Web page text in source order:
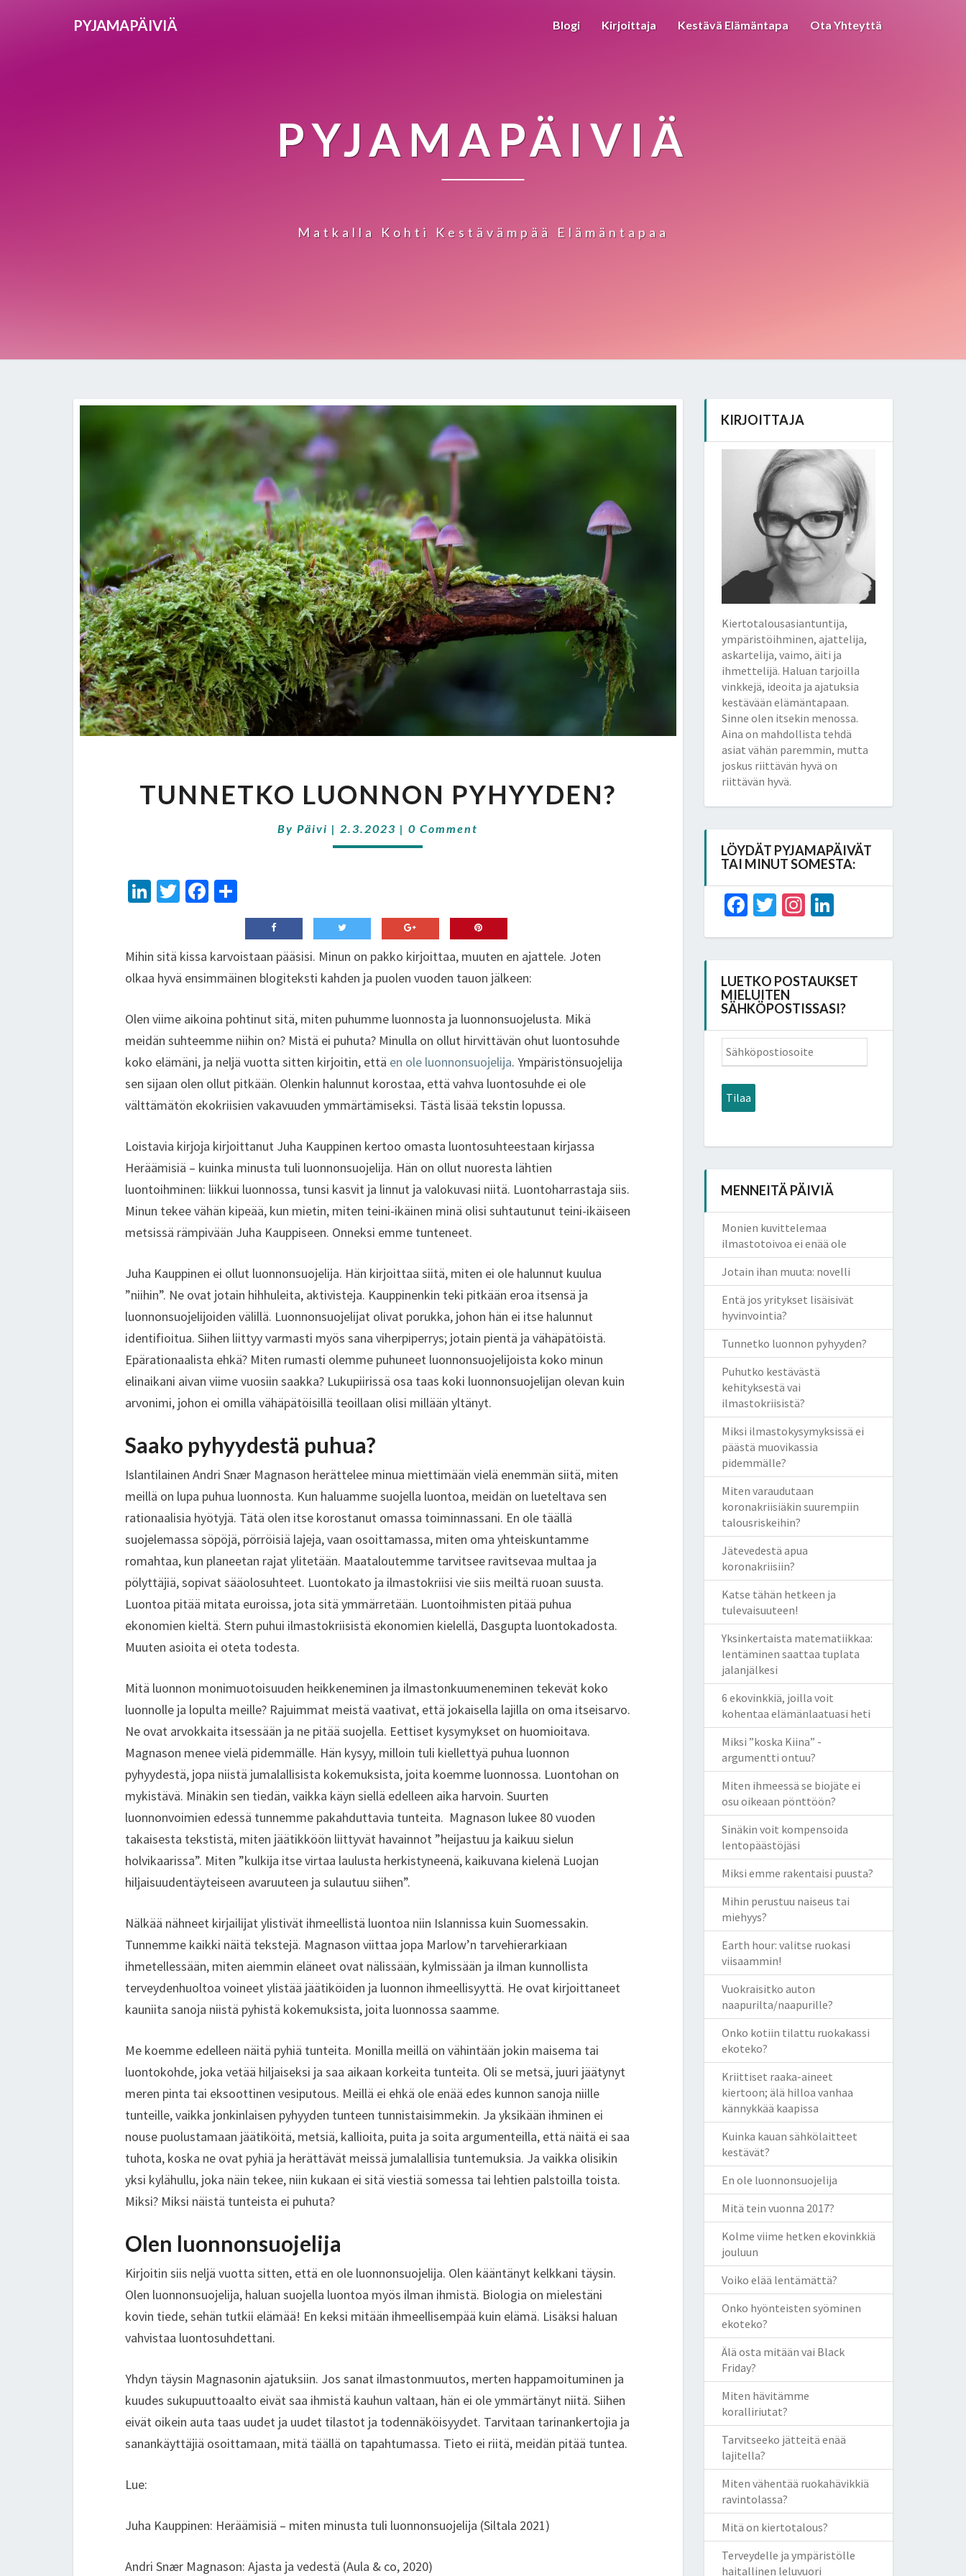
PYJAMAPÄIVIÄ Blogi Kirjoittaja Kestävä Elämäntapa Ota Yhteyttä
PYJAMAPÄIVIÄ
Matkalla Kohti Kestävämpää Elämäntapaa
LUONNON
TUNNETKO LUONNON PYHYYDEN?
ByPäivi |2.3.2023 |Comments
0 Comment
Li
dI
n
T
er
Fa
o
o
k
h
ar
e
Mihin sitä kissa karvoistaan pääsisi. Minun on pakko kirjoittaa, muuten en ajattele. Joten
olkaa hyvä ensimmäinen blogiteksti kahden ja puolen vuoden tauon jälkeen:
Olen viime aikoina pohtinut sitä, miten puhumme luonnosta ja luonnonsuojelusta. Mikä
meidän suhteemme niihin on? Mistä ei puhuta? Minulla on ollut hirvittävän ohut luontosuhde
koko elämäni, ja neljä vuotta sitten kirjoitin, että en ole luonnonsuojelija. Ympäristönsuojelija
sen sijaan olen ollut pitkään. Olenkin halunnut korostaa, että vahva luontosuhde ei ole
välttämätön ekokriisien vakavuuden ymmärtämiseksi. Tästä lisää tekstin lopussa.
Loistavia kirjoja kirjoittanut Juha Kauppinen kertoo omasta luontosuhteestaan kirjassa
Heräämisiä – kuinka minusta tuli luonnonsuojelija. Hän on ollut nuoresta lähtien
luontoihminen: liikkui luonnossa, tunsi kasvit ja linnut ja valokuvasi niitä. Luontoharrastaja siis.
Minun tekee vähän kipeää, kun mietin, miten teini-ikäinen minä olisi suhtautunut teini-ikäiseen
metsissä rämpivään Juha Kauppiseen. Onneksi emme tunteneet.
Juha Kauppinen ei ollut luonnonsuojelija. Hän kirjoittaa siitä, miten ei ole halunnut kuulua
”niihin”. Ne ovat jotain hihhuleita, aktivisteja. Kauppinenkin teki pitkään eroa itsensä ja
luonnonsuojelijoiden välillä. Luonnonsuojelijat olivat porukka, johon hän ei itse halunnut
identifioitua. Siihen liittyy varmasti myös sana viherpiperrys; jotain pientä ja vähäpätöistä.
Epärationaalista ehkä? Miten rumasti olemme puhuneet luonnonsuojelijoista koko minun
elinaikani aivan viime vuosiin saakka? Lukupiirissä osa taas koki luonnonsuojelijan olevan kuin
arvonimi, johon ei omilla vähäpätöisillä teoillaan olisi millään yltänyt.
Saako pyhyydestä puhua?
Islantilainen Andri Snær Magnason herättelee minua miettimään vielä enemmän siitä, miten
meillä on lupa puhua luonnosta. Kun haluamme suojella luontoa, meidän on lueteltava sen
rationaalisia hyötyjä. Tätä olen itse korostanut omassa toiminnassani. En ole täällä
suojelemassa söpöjä, pörröisiä lajeja, vaan osoittamassa, miten oma yhteiskuntamme
romahtaa, kun planeetan rajat ylitetään. Maataloutemme tarvitsee ravitsevaa multaa ja
pölyttäjiä, sopivat sääolosuhteet. Luontokato ja ilmastokriisi vie siis meiltä ruoan suusta.
Luontoa pitää mitata euroissa, jota sitä ymmärretään. Luontoihmisten pitää puhua
ekonomien kieltä. Stern puhui ilmastokriisistä ekonomien kielellä, Dasgupta luontokadosta.
Muuten asioita ei oteta todesta.
Mitä luonnon monimuotoisuuden heikkeneminen ja ilmastonkuumeneminen tekevät koko
luonnolle ja lopulta meille? Rajuimmat meistä vaativat, että jokaisella lajilla on oma itseisarvo.
Ne ovat arvokkaita itsessään ja ne pitää suojella. Eettiset kysymykset on huomioitava.
Magnason menee vielä pidemmälle. Hän kysyy, milloin tuli kiellettyä puhua luonnon
pyhyydestä, jopa niistä jumalallisista kokemuksista, joita koemme luonnossa. Luontohan on
mykistävä. Minäkin sen tiedän, vaikka käyn siellä edelleen aika harvoin. Suurten
luonnonvoimien edessä tunnemme pakahduttavia tunteita. Magnason lukee 80 vuoden
takaisesta tekstistä, miten jäätikköön liittyvät havainnot ”heijastuu ja kaikuu sielun
holvikaarissa”. Miten ”kulkija itse virtaa laulusta herkistyneenä, kaikuvana kielenä Luojan
hiljaisuudentäyteiseen avaruuteen ja sulautuu siihen”.
Nälkää nähneet kirjailijat ylistivät ihmeellistä luontoa niin Islannissa kuin Suomessakin.
Tunnemme kaikki näitä tekstejä. Magnason viittaa jopa Marlow’n tarvehierarkiaan
ihmetellessään, miten aiemmin eläneet ovat nälissään, kylmissään ja ilman kunnollista
terveydenhuoltoa voineet ylistää jäätiköiden ja luonnon ihmeellisyyttä. He ovat kirjoittaneet
kauniita sanoja niistä pyhistä kokemuksista, joita luonnossa saamme.
Me koemme edelleen näitä pyhiä tunteita. Monilla meillä on vähintään jokin maisema tai
luontokohde, joka vetää hiljaiseksi ja saa aikaan korkeita tunteita. Oli se metsä, juuri jäätynyt
meren pinta tai eksoottinen vesiputous. Meillä ei ehkä ole enää edes kunnon sanoja niille
tunteille, vaikka jonkinlaisen pyhyyden tunteen tunnistaisimmekin. Ja yksikään ihminen ei
nouse puolustamaan jäätiköitä, metsiä, kallioita, puita ja soita argumenteilla, että näitä ei saa
tuhota, koska ne ovat pyhiä ja herättävät meissä jumalallisia tuntemuksia. Ja vaikka olisikin
yksi kylähullu, joka näin tekee, niin kukaan ei sitä viestiä somessa tai lehtien palstoilla toista.
Miksi? Miksi näistä tunteista ei puhuta?
Olen luonnonsuojelija
Kirjoitin siis neljä vuotta sitten, että en ole luonnonsuojelija. Olen kääntänyt kelkkani täysin.
Olen luonnonsuojelija, haluan suojella luontoa myös ilman ihmistä. Biologia on mielestäni
kovin tiede, sehän tutkii elämää! En keksi mitään ihmeellisempää kuin elämä. Lisäksi haluan
vahvistaa luontosuhdettani.
Yhdyn täysin Magnasonin ajatuksiin. Jos sanat ilmastonmuutos, merten happamoituminen ja
kuudes sukupuuttoaalto eivät saa ihmistä kauhun valtaan, hän ei ole ymmärtänyt niitä. Siihen
eivät oikein auta taas uudet ja uudet tilastot ja todennäköisyydet. Tarvitaan tarinankertojia ja
sanankäyttäjiä osoittamaan, mitä täällä on tapahtumassa. Tieto ei riitä, meidän pitää tuntea.
Lue:
Juha Kauppinen: Heräämisiä – miten minusta tuli luonnonsuojelija (Siltala 2021)
Andri Snær Magnason: Ajasta ja vedestä (Aula & co, 2020)
KIRJOITTAJA
Kiertotalousasiantuntija,
ympäristöihminen, ajattelija,
askartelija, vaimo, äiti ja
ihmettelijä. Haluan tarjoilla
vinkkejä, ideoita ja ajatuksia
kestävään elämäntapaan.
Sinne olen itsekin menossa.
Aina on mahdollista tehdä
asiat vähän paremmin, mutta
joskus riittävän hyvä on
riittävän hyvä.
LÖYDÄT PYJAMAPÄIVÄT
TAI MINUT SOMESTA:
Facebook
TwitterInstagram
LinkedIn
LUETKO POSTAUKSET
MIELUITEN
SÄHKÖPOSTISSASI?
Sähköpostiosoite
Tilaa
MENNEITÄ PÄIVIÄ
Monien kuvittelemaa
ilmastotoivoa ei enää ole
Jotain ihan muuta: novelli
Entä jos yritykset lisäisivät
hyvinvointia?
Tunnetko luonnon pyhyyden?
Puhutko kestävästä
kehityksestä vai
ilmastokriisistä?
Miksi ilmastokysymyksissä ei
päästä muovikassia
pidemmälle?
Miten varaudutaan
koronakriisiäkin suurempiin
talousriskeihin?
Jätevedestä apua
koronakriisiin?
Katse tähän hetkeen ja
tulevaisuuteen!
Yksinkertaista matematiikkaa:
lentäminen saattaa tuplata
jalanjälkesi
6 ekovinkkiä, joilla voit
kohentaa elämänlaatuasi heti
Miksi ”koska Kiina” -
argumentti ontuu?
Miten ihmeessä se biojäte ei
osu oikeaan pönttöön?
Sinäkin voit kompensoida
lentopäästöjäsi
Miksi emme rakentaisi puusta?
Mihin perustuu naiseus tai
miehyys?
Earth hour: valitse ruokasi
viisaammin!
Vuokraisitko auton
naapurilta/naapurille?
Onko kotiin tilattu ruokakassi
ekoteko?
Kriittiset raaka-aineet
kiertoon; älä hilloa vanhaa
kännykkää kaapissa
Kuinka kauan sähkölaitteet
kestävät?
En ole luonnonsuojelija
Mitä tein vuonna 2017?
Kolme viime hetken ekovinkkiä
jouluun
Voiko elää lentämättä?
Onko hyönteisten syöminen
ekoteko?
Älä osta mitään vai Black
Friday?
Miten hävitämme
koralliriutat?
Tarvitseeko jätteitä enää
lajitella?
Miten vähentää ruokahävikkiä
ravintolassa?
Mitä on kiertotalous?
Terveydelle ja ympäristölle
haitallinen leluvuori